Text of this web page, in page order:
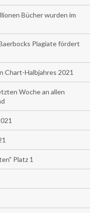
Bücher wurden im
Plagiate fördert
Chart-Halbjahres 2021
Woche an allen
Platz 1